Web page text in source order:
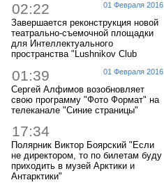
01 Февраля 2016
02:22
Завершается реконструкция новой
театрально-съемочной площадки
для Интеллектуального
пространства "Lushnikov Club
01 Февраля 2016
01:39
Сергей Алфимов возобновляет
свою программу "Фото Формат" на
телеканале "Синие страницы"
17:34
Полярник Виктор Боярский "Если
не директором, то по билетам буду
приходить в музей Арктики и
Антарктики"